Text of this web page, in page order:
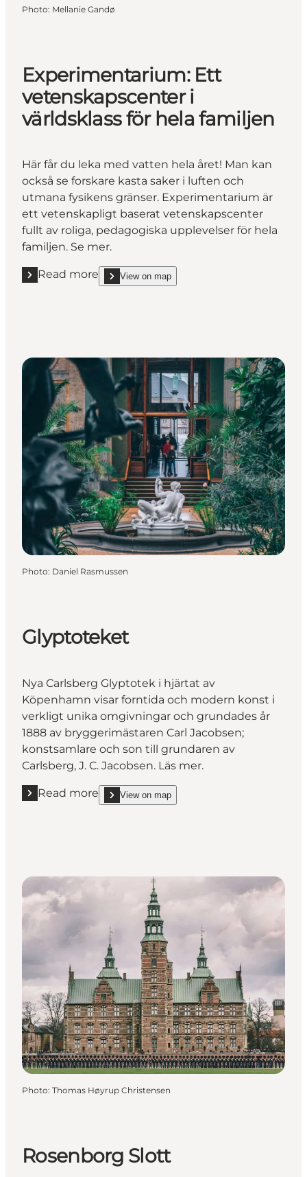
Photo: Mellanie Gandø
Experimentarium: Ett
vetenskapscenter i
världsklass för hela familjen
Här får du leka med vatten hela året! Man kan
också se forskare kasta saker i luften och
utmana fysikens gränser. Experimentarium är
ett vetenskapligt baserat vetenskapscenter
fullt av roliga, pedagogiska upplevelser för hela
familjen. Se mer.
Read more
Read more "Experimentarium: Ett
View on map
show Experimentarium: Ett vetenskapscenter i
Photo: Daniel Rasmussen
Glyptoteket
Nya Carlsberg Glyptotek i hjärtat av
Köpenhamn visar forntida och modern konst i
verkligt unika omgivningar och grundades år
1888 av bryggerimästaren Carl Jacobsen;
konstsamlare och son till grundaren av
Carlsberg, J. C. Jacobsen. Läs mer.
Read more
Read more "Glyptoteket"
View on map
show Glyptoteket on_map
Photo: Thomas Høyrup Christensen
Rosenborg Slott